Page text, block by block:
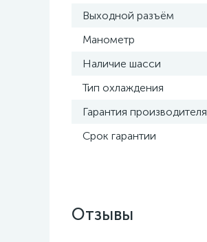
Выходной разъём
Манометр
Наличие шасси
Тип охлаждения
Гарантия производителя
Срок гарантии
Отзывы